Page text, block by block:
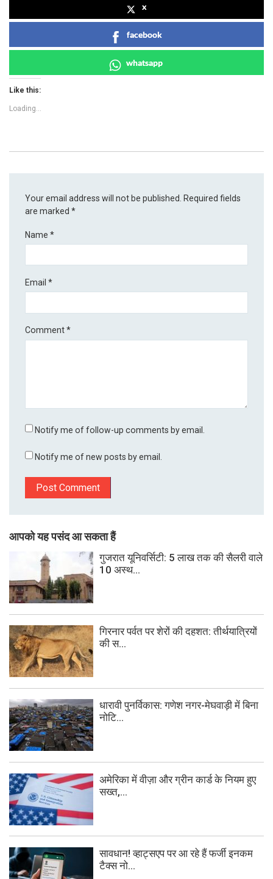
x
facebook
whatsapp
Like this:
Loading...
Your email address will not be published.
Required fields
are marked*
Name*
Email*
Comment*
Notify me of follow-up comments by email.
Notify me of new posts by email.
आपको यह पसंद आ सकता हैं
गुजरात यूनिवर्सिटी: 5 लाख तक की सैलरी वाले
10 अस्थ...
गिरनार पर्वत पर शेरों की दहशत: तीर्थयात्रियों
की स...
धारावी पुनर्विकास: गणेश नगर-मेघवाड़ी में बिना
नोटि...
अमेरिका में वीज़ा और ग्रीन कार्ड के नियम हुए
सख्त,...
सावधान! व्हाट्सएप पर आ रहे हैं फर्जी इनकम
टैक्स नो...